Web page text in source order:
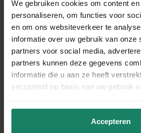
We gebruiken cookies om content
personaliseren, om functies voor
en om ons websiteverkeer te
informatie over uw gebruik van onze
partners voor social media,
partners kunnen deze gegevens
informatie die u aan ze heeft
verzameld op basis van uw gebruik
Accepteren